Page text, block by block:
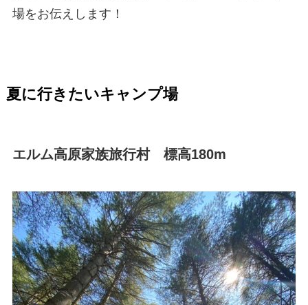
場をお伝えします！
夏に行きたいキャンプ場
エルム高原家族旅行村 標高180m